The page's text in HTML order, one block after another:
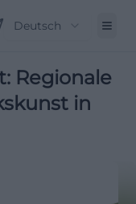
Deutsch
Regionale
in